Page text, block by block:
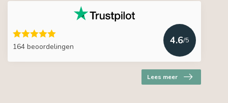
164 beoordelingen
4.6/5
Lees meer